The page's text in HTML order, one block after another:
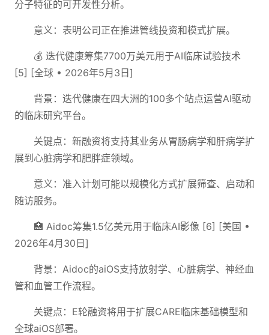
分子特征的可开发性分析。
意义：表明公司正在推进管线投资和模式扩展。
💰 迭代健康筹集7700万美元用于AI临床试验技术
[5] [全球 • 2026年5月3日]
背景：迭代健康在四大洲的100多个站点运营AI驱动
的临床研究平台。
关键点：新融资将支持其业务从胃肠病学和肝病学扩
展到心脏病学和肥胖症领域。
意义：准入计划可能以规模化方式扩展筛查、启动和
随访服务。
🏥 Aidoc筹集1.5亿美元用于临床AI影像 [6] [美国 •
2026年4月30日]
背景：Aidoc的aiOS支持放射学、心脏病学、神经血
管和血管工作流程。
关键点：E轮融资将用于扩展CARE临床基础模型和
全球aiOS部署。